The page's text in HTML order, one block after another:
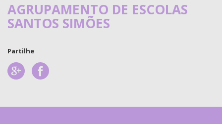
AGRUPAMENTO DE ESCOLAS
SANTOS SIMÕES
Partilhe